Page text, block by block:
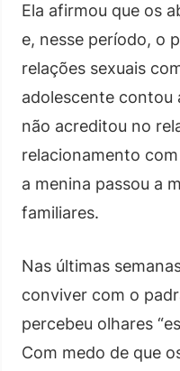
Ela afirmou que os
e, nesse período, o
relações sexuais
adolescente contou
não acreditou no
relacionamento
a menina passou a
familiares.
Nas últimas
conviver com o
percebeu olhares
Com medo de que